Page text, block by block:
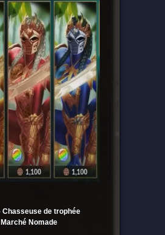
Chasseuse de trophée
Marché Nomade